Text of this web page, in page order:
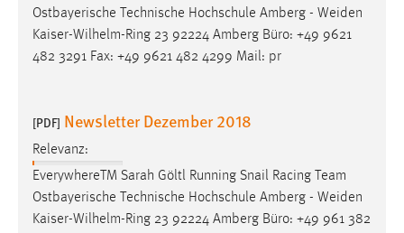
Ostbayerische Technische Hochschule Amberg - Weiden
Kaiser-Wilhelm-Ring 23 92224 Amberg Büro: +49 9621
482 3291 Fax: +49 9621 482 4299 Mail: pr
[PDF] Newsletter Dezember 2018
Relevanz:
EverywhereTM Sarah Göltl Running Snail Racing Team
Ostbayerische Technische Hochschule Amberg - Weiden
Kaiser-Wilhelm-Ring 23 92224 Amberg Büro: +49 961 382